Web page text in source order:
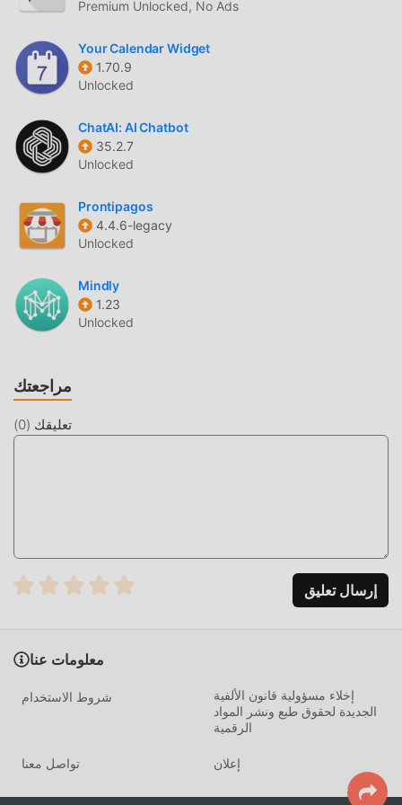
في حزمة تثبيت moddroid بنقرة واحدة ، وهناك المزيد من تطبيقات
Premium Unlocked, No Ads
Your Calendar Widget
1.70.9
Unlocked
ChatAI: AI Chatbot
35.2.7
Unlocked
Prontipagos
4.4.6-legacy
Unlocked
Mindly
1.23
Unlocked
مراجعتك
تعليقك (
0
)
إرسال تعليق
معلومات عنا
شروط الاستخدام
إخلاء مسؤولية قانون الألفية
الجديدة لحقوق طبع ونشر المواد
الرقمية
تواصل معنا إعلان